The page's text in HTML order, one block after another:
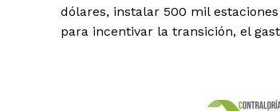
dólares, instalar 500 mil
para incentivar la transición, el